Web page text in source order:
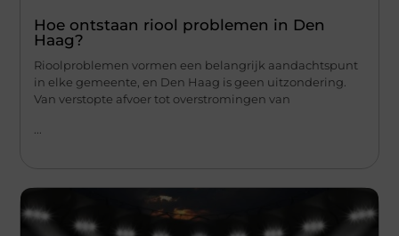
Hoe ontstaan riool problemen in Den
Haag?
Rioolproblemen vormen een belangrijk aandachtspunt
in elke gemeente, en Den Haag is geen uitzondering.
Van verstopte afvoer tot overstromingen van